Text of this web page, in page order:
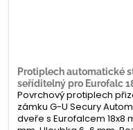
Protiplech automatické
seříditelný pro Eurofalc
Povrchový protiplech
zámku G-U Secury
dveře s Eurofalcem 18x8